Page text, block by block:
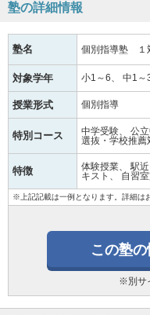
塾の詳細情報
塾名 個別指導塾 １
対象学年 小1～6 中1～
授業形式 個別指導
特別コース 中学受験 公
選抜・学校推薦
特徴 体験授業 駅近
キスト
自習
※上記記載は一例となります。詳細は
この塾
※別サ